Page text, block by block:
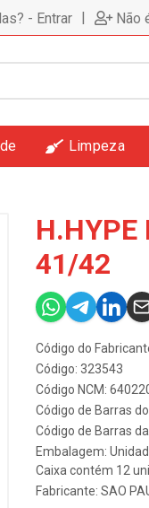
- Entrar | Não
Limpeza
H.HYPE
41/42
Código do
Código: 323543
Código NCM:
Código de Barras
Código de Barras
Embalagem:
Caixa contém 12
Fabricante: SAO